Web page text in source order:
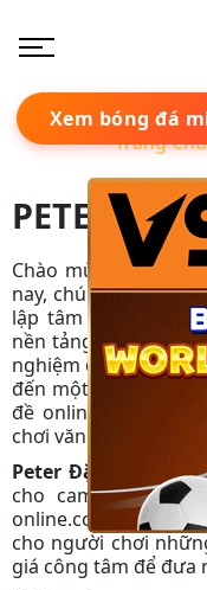
Xem bóng đá
Trang Chủ
PETER
Chào mừng quý độc
nay, chúng tôi tự
lập tâm huyết và là
nền tảng học vấn
nghiệm quản lý dày
đến một góc nhìn
đề online, hướng
chơi văn minh, có
Peter Đặng
không
cho cam kết về
online.com luôn
cho người chơi
giá công tâm để đưa